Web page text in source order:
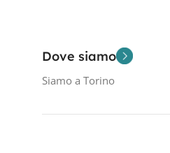
Dove siamo
Siamo a Torino